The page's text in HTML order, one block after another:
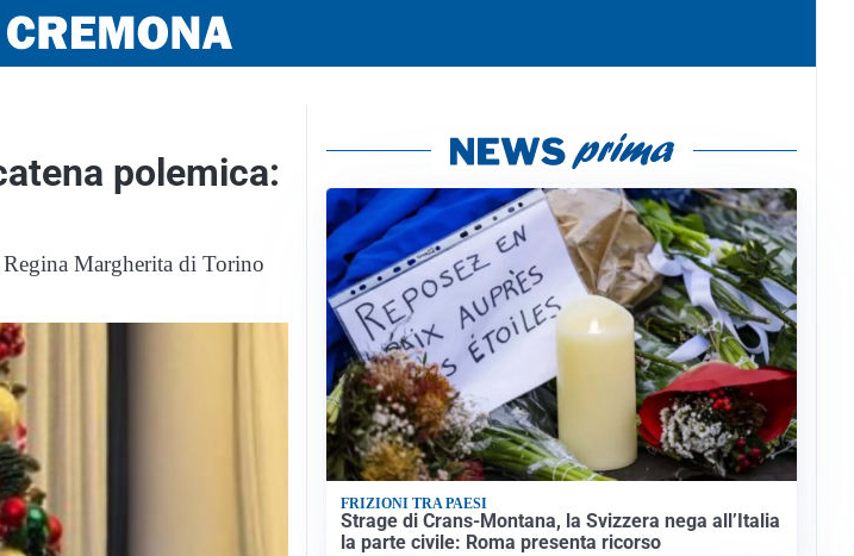
polemica:
Margherita di Torino
FRIZIONI TRA PAESI
Strage di Crans-Montana, la Svizzera nega all’Italia
la parte civile: Roma presenta ricorso